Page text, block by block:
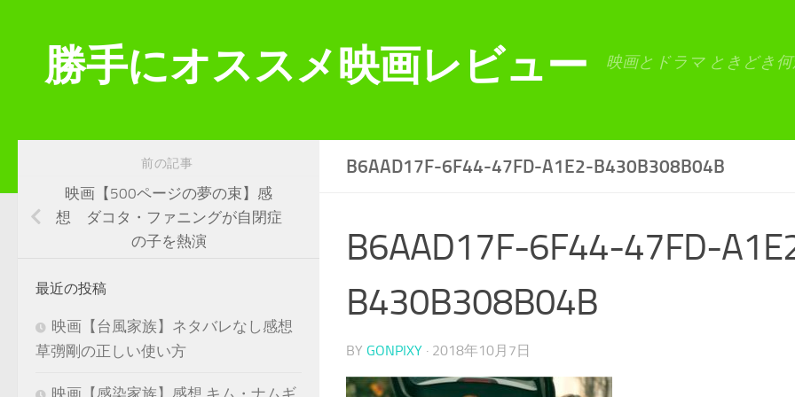
勝手にオススメ映画レビュー 映画とドラマ ときどき
B6AAD17F-6F44-47FD-A1E2-B430B308B04B
B6AAD17F-6F44-47FD-
B430B308B04B
BY GONPIXY · 2018年10月7日
前の記事
映画【500ページの夢の束】感
想 ダコタ・ファニングが自閉症
の子を熱演
最近の投稿
映画【台風家族】ネタバレなし感想
草彅剛の正しい使い方